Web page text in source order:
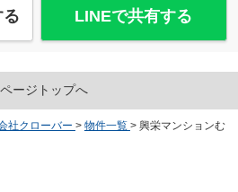
る LINEで共有する
ページトップへ
社クローバー > 物件一覧 > 興栄マンションむ